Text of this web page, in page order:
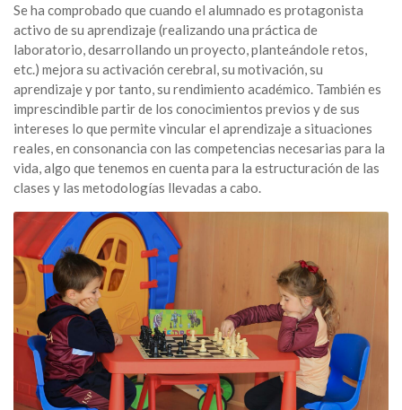
Se ha comprobado que cuando el alumnado es protagonista
activo de su aprendizaje (realizando una práctica de
laboratorio, desarrollando un proyecto, planteándole retos,
etc.) mejora su activación cerebral, su motivación, su
aprendizaje y por tanto, su rendimiento académico. También es
imprescindible partir de los conocimientos previos y de sus
intereses lo que permite vincular el aprendizaje a situaciones
reales, en consonancia con las competencias necesarias para la
vida, algo que tenemos en cuenta para la estructuración de las
clases y las metodologías llevadas a cabo.